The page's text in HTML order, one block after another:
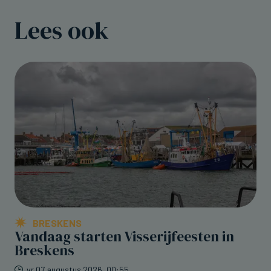
Lees ook
BRESKENS
Vandaag starten Visserijfeesten in
Breskens